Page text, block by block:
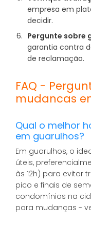
empresa em
decidir.
Pergunte sobre
garantia contra
de reclamação.
FAQ -
mudancas
Qual o melhor
em guarulhos?
Em guarulhos, o
úteis,
às 12h) para evitar
pico e finais de
condomínios na
para mudanças -